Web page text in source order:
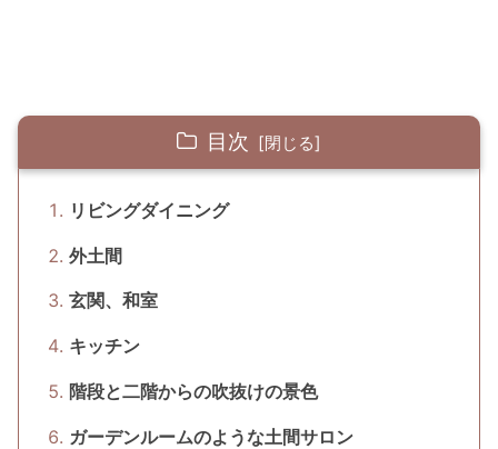
目次
リビングダイニング
外土間
玄関、和室
キッチン
階段と二階からの吹抜けの景色
ガーデンルームのような土間サロン